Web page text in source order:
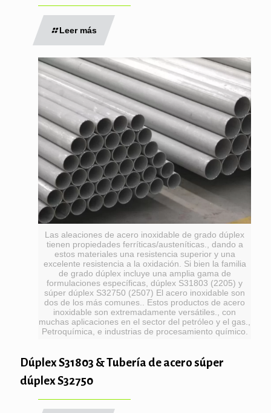
Leer más
Las aleaciones de acero inoxidable de grado dúplex
tienen propiedades ferríticas/austeníticas., dando a
estos materiales una resistencia superior y una
excelente resistencia a la oxidación. Si bien la familia
de grado dúplex incluye una amplia gama de
formulaciones específicas, dúplex S31803 (2205) y
súper dúplex S32750 (2507) El acero inoxidable son
dos de los más comunes.. Estos productos de acero
inoxidable son extremadamente versátiles., con
muchas aplicaciones en el sector del petróleo y el gas.,
Petroquímica, e industrias de procesamiento químico.
Dúplex S31803 & Tubería de acero súper
dúplex S32750